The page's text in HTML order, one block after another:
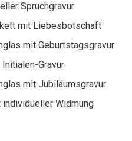
Spruchgravur
mit Liebesbotschaft
mit Geburtstagsgravur
Gravur
mit Jubiläumsgravur
Widmung